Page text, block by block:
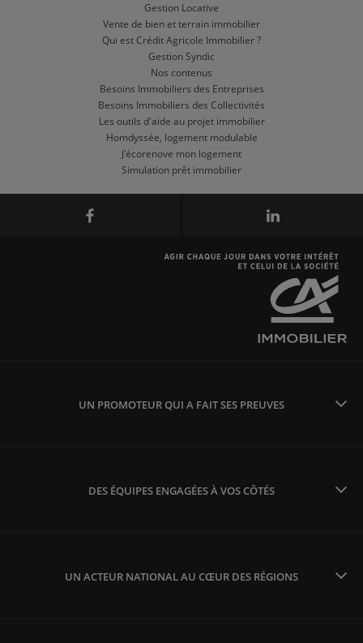
Gestion Locative
Vente de bien et terrain immobilier
Qui est Crédit Agricole Immobilier ?
Gestion Syndic
Nos contenus
Besoins Immobiliers des Entreprises
Besoins Immobiliers des Collectivités
Les outils d'aide au projet immobilier
Homdyssée, logement modulable
J'écorenove mon logement
Simulation prêt immobilier
UN PROMOTEUR QUI A FAIT SES PREUVES
DES ÉQUIPES ENGAGÉES À VOS CÔTÉS
UN ACTEUR NATIONAL AU CŒUR DES RÉGIONS